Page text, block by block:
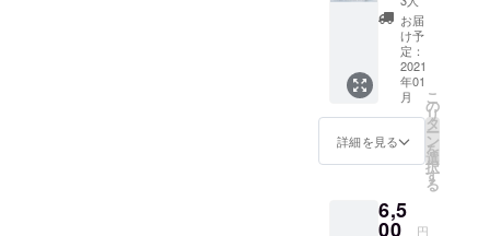
地。万
年筆、
ボール
ペン、
鉛筆と
も相性
が良く
正の優
れた紙
かすと
インの
アクセ
ントに
なって
いま
す。 カ
入れて
持ち運
ちょう
ど良い
持ち手
がつい
てバッ
クみた
いな革
表紙B6
サイズ
のノー
は、本
牛革
を１冊
お贈り
しま
す。 こ
ども達
へ贈る
ノート
には、
のお名
前（イ
ト）と
お礼の
メッ
セージ
＋こど
も達へ
ノート
１冊】
①Refi
mo Gift
digo
DENIM
お届
け予
定：
2021
年01
月
詳細を見る
こ
の
リ
タ
ー
ン
を
選
択
す
る
6,5
00 円